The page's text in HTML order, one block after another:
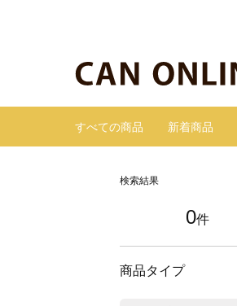
すべての商品 新着商品
検索結果
0件
商品タイプ